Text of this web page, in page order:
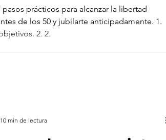
pasos prácticos para alcanzar la libertad
de los 50 y jubilarte anticipadamente. 1.
2. 2.
10 min de lectura